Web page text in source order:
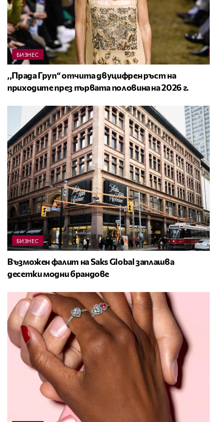
БИЗНЕС
,,Прада Груп“ отчита двуцифрен ръст на
приходите през първата половина на 2026 г.
БИЗНЕС
Възможен фалит на Saks Global заплашва
десетки модни брандове